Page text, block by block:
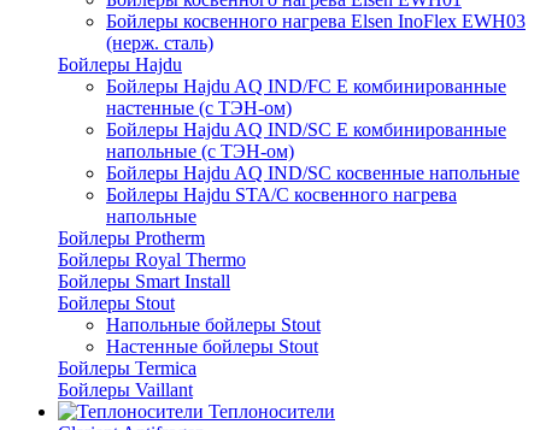
Бойлеры косвенного нагрева Elsen InoFlex EWH03
(нерж. сталь)
Бойлеры Hajdu
Бойлеры Hajdu AQ IND/FC E комбинированные
настенные (с ТЭН-ом)
Бойлеры Hajdu AQ IND/SC E комбинированные
напольные (с ТЭН-ом)
Бойлеры Hajdu AQ IND/SC косвенные напольные
Бойлеры Hajdu STA/C косвенного нагрева
напольные
Бойлеры Protherm
Бойлеры Royal Thermo
Бойлеры Smart Install
Бойлеры Stout
Напольные бойлеры Stout
Настенные бойлеры Stout
Бойлеры Termica
Бойлеры Vaillant
Теплоносители